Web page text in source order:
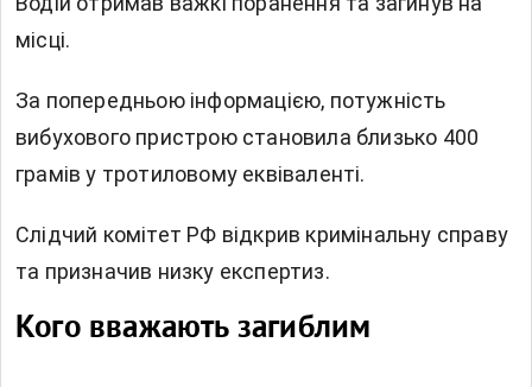
місці.
За попередньою інформацією, потужність
вибухового пристрою становила близько 400
грамів у тротиловому еквіваленті.
Слідчий комітет РФ відкрив кримінальну справу
та призначив низку експертиз.
Кого вважають загиблим